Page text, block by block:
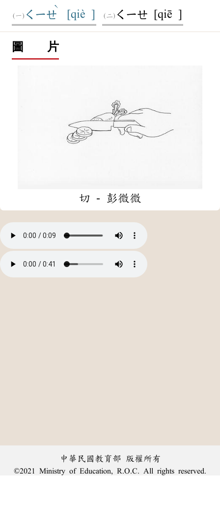
ㄑㄧㄝ
ˋ
[qiè ] ㄑㄧㄝ [qiē ]
圖 片
切 - 彭微微
中華民國教育部 版權所有
©2021 Ministry of Education, R.O.C. All rights reserved.